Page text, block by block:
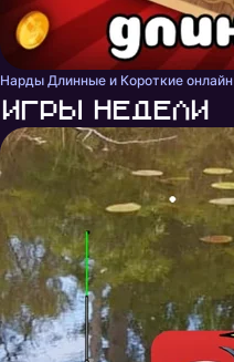
Нарды Длинные и Короткие онлайн
Игры недели